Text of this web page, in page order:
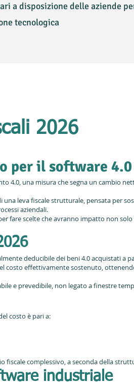
a disposizione delle aziende
tecnologica
2026
per il software 4.0
4.0, una misura che segna un cambio
leva fiscale strutturale, pensata per
aziendali.
fare scelte che avranno impatto non solo
deducibile dei beni 4.0 acquistati a
costo effettivamente sostenuto,
e prevedibile, non legato a finestre
costo è pari a:
complessivo, a seconda della
industriale